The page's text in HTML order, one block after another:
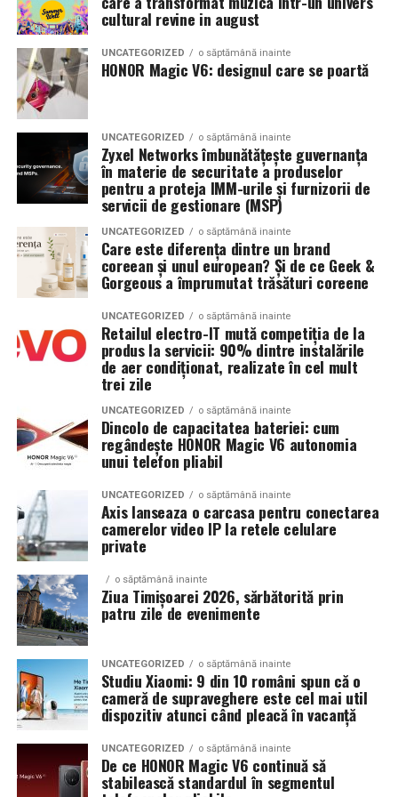
urmează FIV, operezi sau nu înainte?
Argumente pentru chistectomie preoperatorie:
Acces mai bun la foliculii ovarieni la puncție
Reducerea contaminării cu lichidul toxic din
endometriom
Îmbunătățirea mediului folicular
Argumente împotriva chistectomiei preoperatorii:
Chistectomia reduce rezerva ovariană — risc real,
mai ales pentru endometrioame bilaterale sau
Beneficiul asupra ratelor de sarcină la FIV nu este
demonstrat consistent în studii
Decizia se ia individualizat
ginecologul chirurg și specialistul FIV, luând în
considerare: dimensiunea endometriomului, rezerva
ovariană curentă, istoricul de operații ovariene
anterioare și numărul de cicluri FIV planificate.
Când intervine chirurgia în endometrioza asociată
infertilității?
Indicații clare pentru chirurgie laparoscopică:
Endometrioame ovariene peste4-5 cm
complicații (torsiune, ruptură), accesibilitate dificilă
la puncție, impact asupra calității ovocitelor
Obstrucție tubară cauzată de aderențe sau
endometrioză — chirurgia poate restabili
Anatomie pelvină sever distorsionată —
laparoscopia restaurează condițiile pentru sarcina
Specificații tehnice principale:
Panouri fotovoltaice instalate:
Sistem de stocare: 52 kWh baterii LiFePO4
Dimensiune container transport:3 × 2,5
metri
Lungime panouri desfășurate:
liniari
Conectică:priză 220 V monofazic, priză
Climatizare:aer condiționat integrat pentru
menținerea bateriilor la temperatură optimă
Mobilitate:
pe teren accidentat
beneficiarului. La cerere, modelul poate fi extins cu prize
suplimentare, sisteme de iluminat exterior, monitorizare la
distanță și conectivitate GSM.
Gama completă: de la 3 metri la 12 metri
lungime container
Modelul livrat către beneficiar reprezintă varianta de intrare a
gamei UZINEX. Producătorul oferăcentrale fotovoltaice
mobileîn configurații adaptate volumului de consum al fiecărui
La capătul superior al gamei, containerul de 12 metri lungime
cultural revine in august
UNCATEGORIZED o săptămână inainte
HONOR Magic V6: designul care se poartă
UNCATEGORIZED o săptămână inainte
Zyxel Networks îmbunătățește guvernanța
în materie de securitate a produselor
pentru a proteja IMM-urile și furnizorii de
servicii de gestionare (MSP)
UNCATEGORIZED o săptămână inainte
Care este diferența dintre un brand
coreean și unul european? Și de ce Geek &
Gorgeous a împrumutat trăsături coreene
UNCATEGORIZED o săptămână inainte
Retailul electro-IT mută competiția de la
produs la servicii: 90% dintre instalările
de aer condiționat, realizate în cel mult
trei zile
UNCATEGORIZED o săptămână inainte
Dincolo de capacitatea bateriei: cum
regândește HONOR Magic V6 autonomia
unui telefon pliabil
UNCATEGORIZED o săptămână inainte
Axis lanseaza o carcasa pentru conectarea
camerelor video IP la retele celulare
private
o săptămână inainte
Ziua Timișoarei 2026, sărbătorită prin
patru zile de evenimente
UNCATEGORIZED o săptămână inainte
Studiu Xiaomi: 9 din 10 români spun că o
cameră de supraveghere este cel mai util
dispozitiv atunci când pleacă în vacanță
UNCATEGORIZED o săptămână inainte
De ce HONOR Magic V6 continuă să
stabilească standardul în segmentul